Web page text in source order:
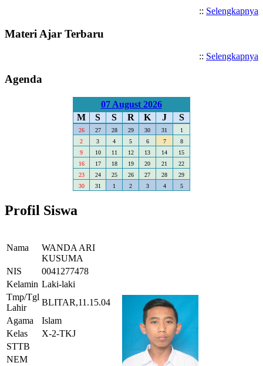
:: Selengkapnya
Materi Ajar Terbaru
:: Selengkapnya
Agenda
07 August 2026
M
S S R K J S
26 27 28 29 30 31
1
2
3 4 5 6 7
8
9
10 11 12 13 14
15
16
17 18 19 20 21
22
23
24 25 26 27 28
29
30
31 1 2 3 4 5
Profil Siswa
Nama
WANDA ARI
KUSUMA
NIS
0041277478
Kelamin Laki-laki
Tmp/Tgl
Lahir
BLITAR,11.15.04
Agama
Islam
Kelas
X-2-TKJ
STTB
NEM